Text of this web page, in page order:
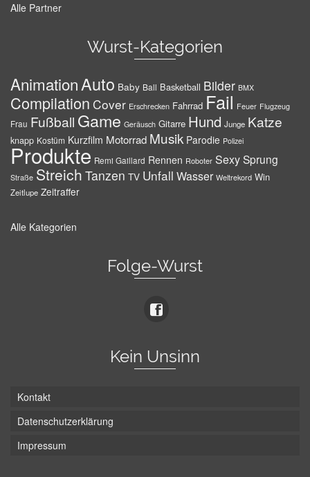
Alle Partner
Wurst-Kategorien
AnimationAuto Baby Ball Basketball Bilder BMX
Compilation Cover Erschrecken Fahrrad Fail Feuer Flugzeug
Frau Fußball Game Geräusch Gitarre Hund Junge Katze
knapp Kostüm Kurzfilm Motorrad Musik Parodie Polizei
Produkte Remi Gaillard Rennen Roboter SexySprung
Straße Streich Tanzen TV Unfall Wasser Weltrekord Win
Zeitlupe Zeitraffer
Alle Kategorien
Folge-Wurst
Kein Unsinn
Kontakt
Datenschutzerklärung
Impressum